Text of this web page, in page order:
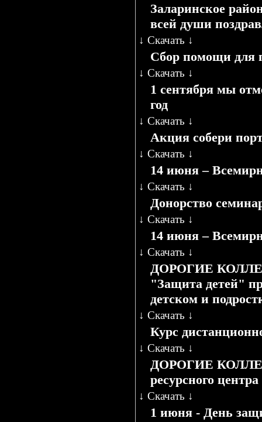
Заларинское
всей души
↓ Скачать ↓
Сбор помощи для
↓ Скачать ↓
1 сентября мы
год
↓ Скачать ↓
Акция собери
↓ Скачать ↓
14 июня –
↓ Скачать ↓
Донорство
↓ Скачать ↓
14 июня –
↓ Скачать ↓
ДОРОГИЕ
"Защита детей"
детском и
↓ Скачать ↓
Курс
↓ Скачать ↓
ДОРОГИЕ
ресурсного
↓ Скачать ↓
1 июня - День